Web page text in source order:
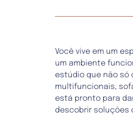
Você vive em um
um ambiente
estúdio que não só
multifuncionais,
está pronto para
descobrir soluções